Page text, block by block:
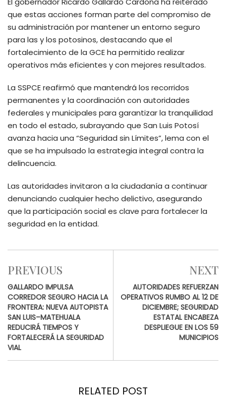
que estas acciones forman parte del compromiso de
su administración por mantener un entorno seguro
para las y los potosinos, destacando que el
fortalecimiento de la GCE ha permitido realizar
operativos más eficientes y con mejores resultados.
La SSPCE reafirmó que mantendrá los recorridos
permanentes y la coordinación con autoridades
federales y municipales para garantizar la tranquilidad
en todo el estado, subrayando que San Luis Potosí
avanza hacia una “Seguridad sin Límites”, lema con el
que se ha impulsado la estrategia integral contra la
delincuencia.
Las autoridades invitaron a la ciudadanía a continuar
denunciando cualquier hecho delictivo, asegurando
que la participación social es clave para fortalecer la
seguridad en la entidad.
PREVIOUS
GALLARDO IMPULSA
CORREDOR SEGURO HACIA LA
FRONTERA: NUEVA AUTOPISTA
SAN LUIS–MATEHUALA
REDUCIRÁ TIEMPOS Y
FORTALECERÁ LA SEGURIDAD
VIAL
NEXT
AUTORIDADES REFUERZAN
OPERATIVOS RUMBO AL 12 DE
DICIEMBRE; SEGURIDAD
ESTATAL ENCABEZA
DESPLIEGUE EN LOS 59
MUNICIPIOS
RELATED POST